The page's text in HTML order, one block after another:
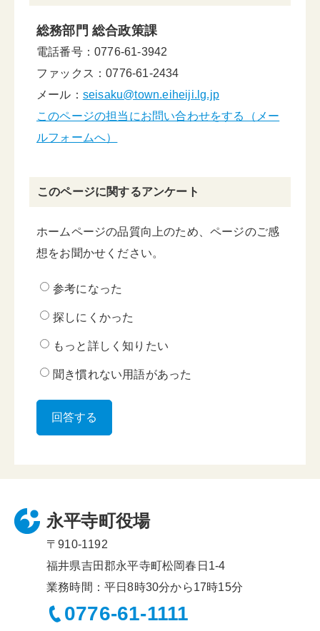
総務部門 総合政策課
電話番号：0776-61-3942
ファックス：0776-61-2434
メール： seisaku@town.eiheiji.lg.jp
このページの担当にお問い合わせをする（メー
ルフォームへ）
このページに関するアンケート
ホームページの品質向上のため、ページのご感
想をお聞かせください。
参考になった
探しにくかった
もっと詳しく知りたい
聞き慣れない用語があった
永平寺町役場
〒910-1192
福井県吉田郡永平寺町松岡春日1-4
業務時間：平日8時30分から17時15分
0776-61-1111